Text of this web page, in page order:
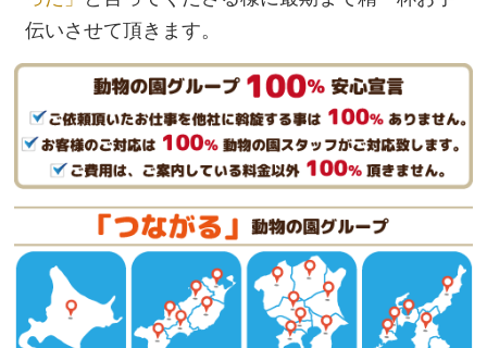
伝いさせて頂きます。